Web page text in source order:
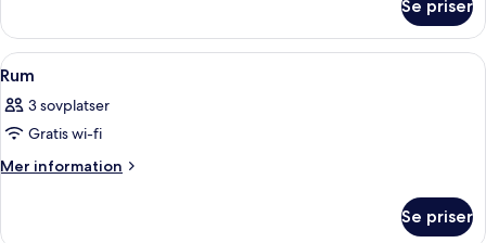
Se priser
Öppna
alla
foton
för
Rum
Ett hotellrum med en säng, ett
5
Rum
3 sovplatser
Gratis wi-fi
Mer information
Mer
Se priser